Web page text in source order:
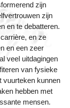
zijn
zijn
en te debatteren.
en ze
en een zeer
veel uitdagingen
van fysieke
vuurteken kunnen
hebben met
mensen.